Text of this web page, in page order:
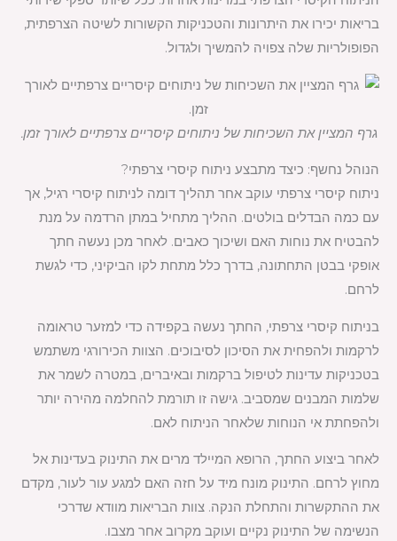
בריאות יכירו את היתרונות והטכניקות הקשורות לשיטה הצרפתית,
הפופולריות שלה צפויה להמשיך ולגדול.
גרף המציין את השכיחות של ניתוחים קיסריים צרפתיים לאורך זמן.
הנוהל נחשף: כיצד מתבצע ניתוח קיסרי צרפתי?
ניתוח קיסרי צרפתי עוקב אחר תהליך דומה לניתוח קיסרי רגיל, אך
עם כמה הבדלים בולטים. ההליך מתחיל במתן הרדמה על מנת
להבטיח את נוחות האם ושיכוך כאבים. לאחר מכן נעשה חתך
אופקי בבטן התחתונה, בדרך כלל מתחת לקו הביקיני, כדי לגשת
לרחם.
בניתוח קיסרי צרפתי, החתך נעשה בקפידה כדי למזער טראומה
לרקמות ולהפחית את הסיכון לסיבוכים. הצוות הכירורגי משתמש
בטכניקות עדינות לטיפול ברקמות ובאיברים, במטרה לשמר את
שלמות המבנים שמסביב. גישה זו תורמת להחלמה מהירה יותר
ולהפחתת אי הנוחות שלאחר הניתוח לאם.
לאחר ביצוע החתך, הרופא המיילד מרים את התינוק בעדינות אל
מחוץ לרחם. התינוק מונח מיד על חזה האם למגע עור לעור, מקדם
את ההתקשרות והתחלת הנקה. צוות הבריאות מוודא שדרכי
הנשימה של התינוק נקיים ועוקב מקרוב אחר מצבו.